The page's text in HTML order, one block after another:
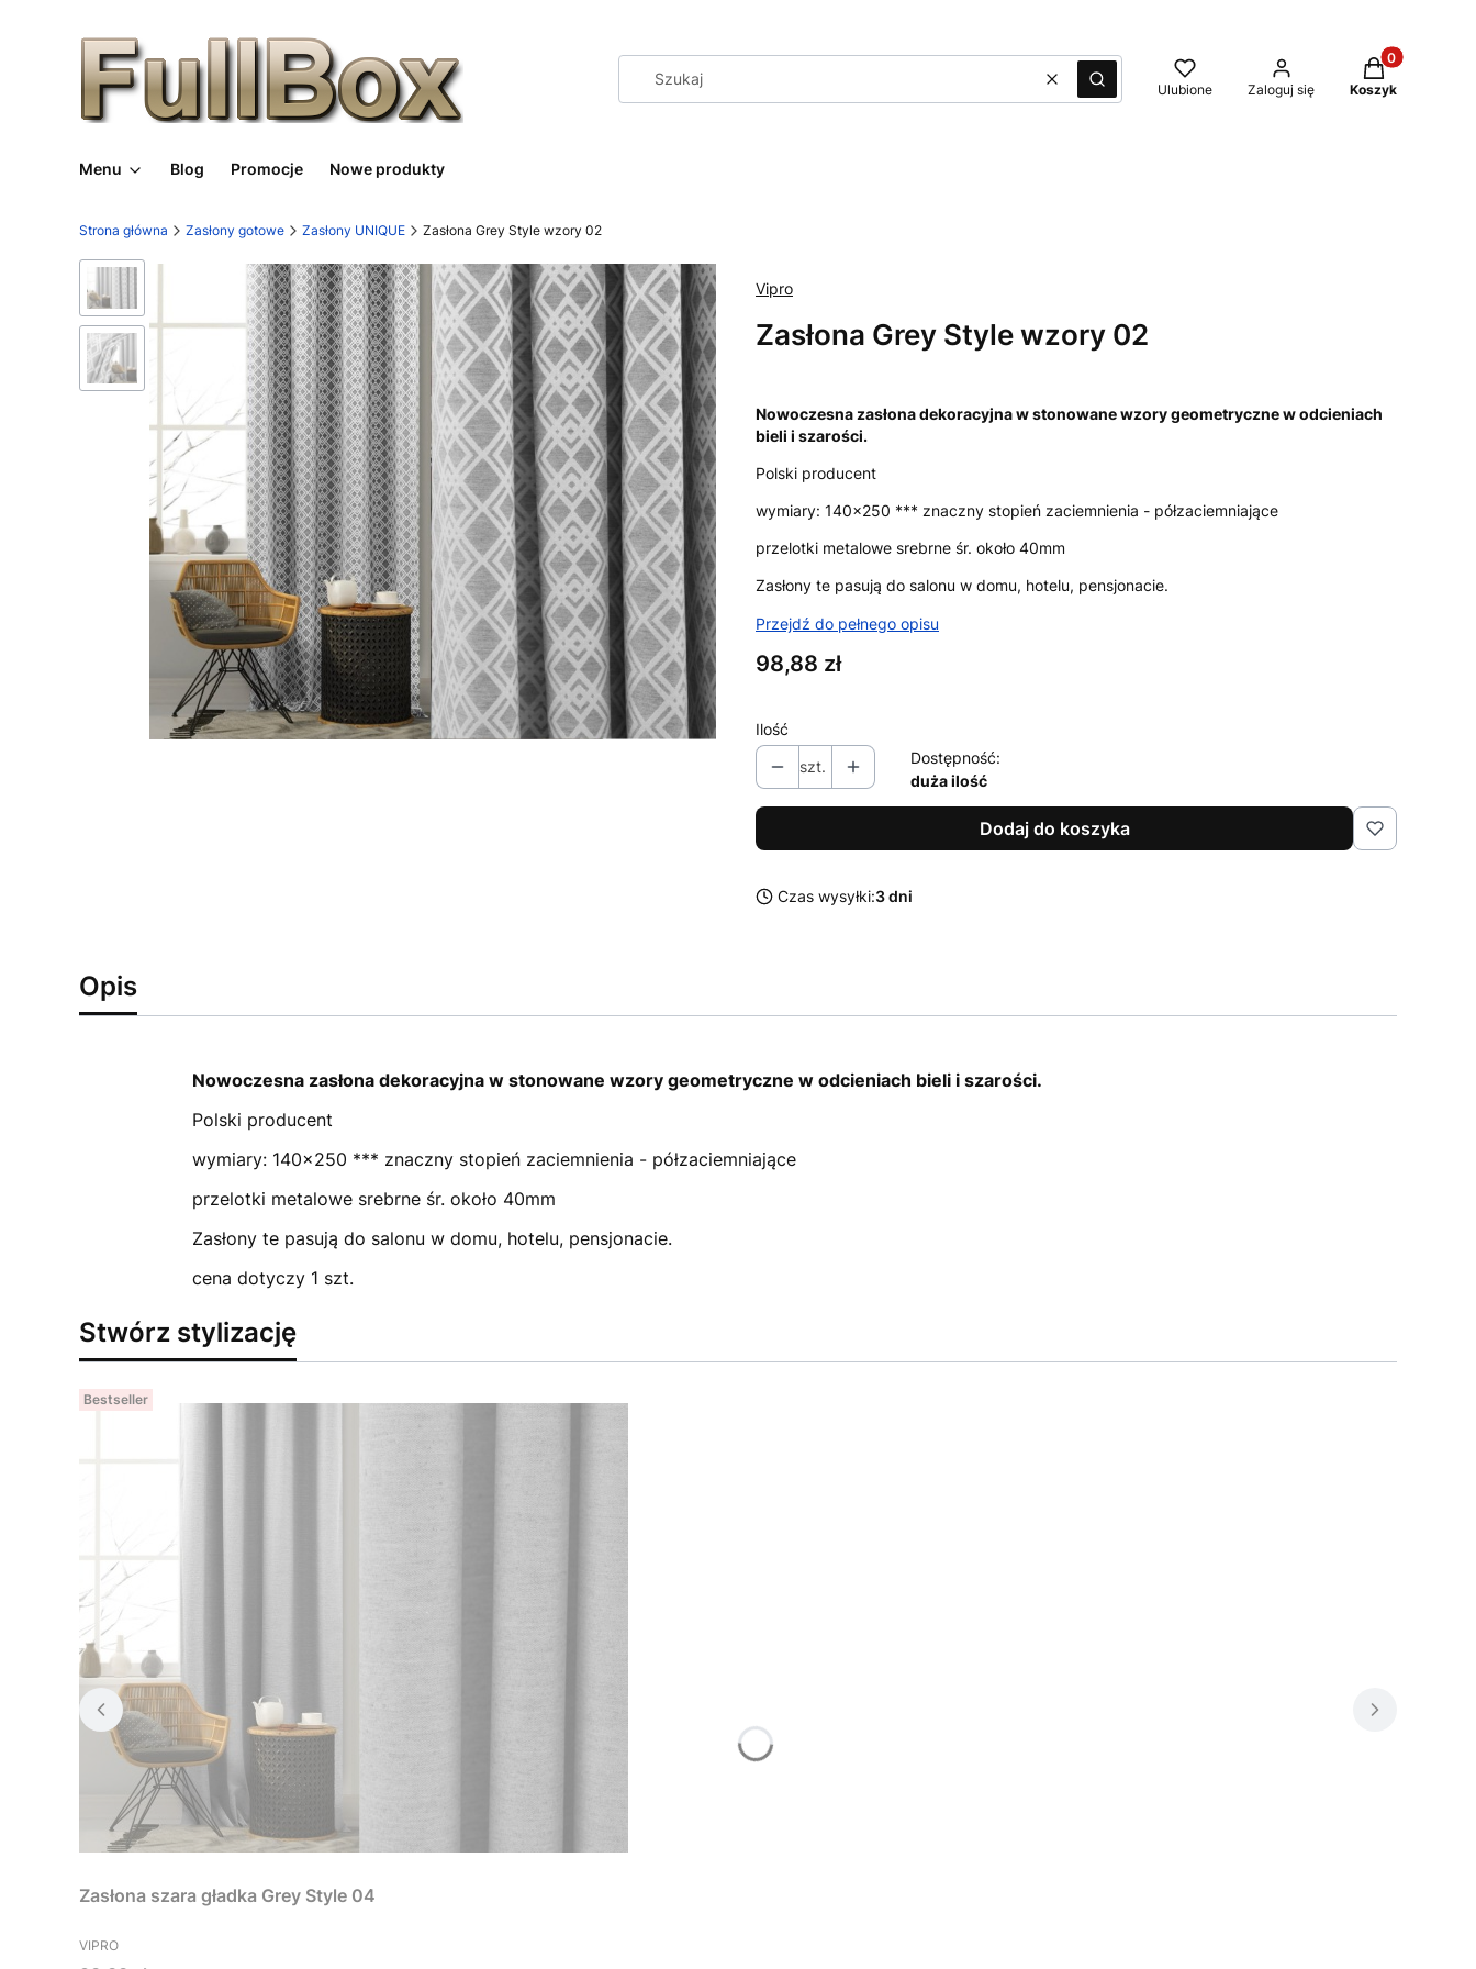
WyczyśćSzukaj Ulubione Zaloguj się
Produkty w
Koszyk
Menu Blog Promocje Nowe produkty
Strona główna Zasłony gotowe Zasłony UNIQUE Zasłona Grey Style wzory 02
Vipro
Zasłona Grey Style wzory 02
Nowoczesna zasłona dekoracyjna w stonowane wzory geometryczne w odcieniach
bieli i szarości.
Polski producent
wymiary: 140x250 *** znaczny stopień zaciemnienia - półzaciemniające
przelotki metalowe srebrne śr. około 40mm
Zasłony te pasują do salonu w domu, hotelu, pensjonacie.
Przejdź do pełnego opisu
Cena
98,88 zł
Ilość
szt.
Dostępność:
duża ilość
Dodaj do koszyka
Czas wysyłki:3 dni
Opis
Nowoczesna zasłona dekoracyjna w stonowane wzory geometryczne w odcieniach bieli i szarości.
Polski producent
wymiary: 140x250 *** znaczny stopień zaciemnienia - półzaciemniające
przelotki metalowe srebrne śr. około 40mm
Zasłony te pasują do salonu w domu, hotelu, pensjonacie.
cena dotyczy 1 szt.
Stwórz stylizację
Bestseller
Zasłona szara gładka Grey Style 04
PRODUCENT
VIPRO